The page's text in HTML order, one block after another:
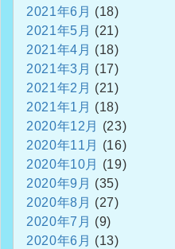
2021年6月 (18)
2021年5月 (21)
2021年4月 (18)
2021年3月 (17)
2021年2月 (21)
2021年1月 (18)
2020年12月
(23)
2020年11月
(16)
2020年10月
(19)
2020年9月 (35)
2020年8月 (27)
2020年7月 (9)
2020年6月 (13)